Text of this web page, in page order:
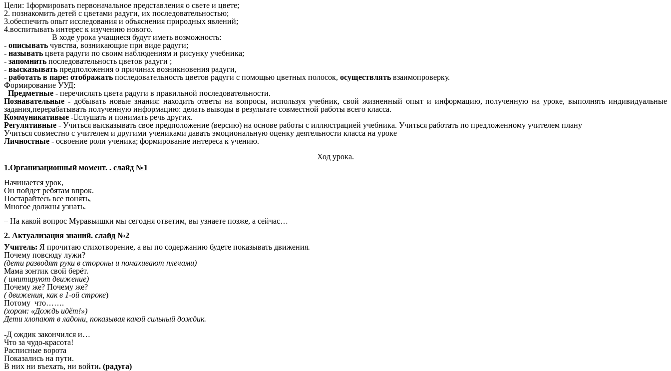
Цели: 1формировать первоначальное представления о свете и цвете;
2. познакомить детей с цветами радуги, их последовательностью;
3.обеспечить опыт исследования и объяснения природных явлений;
4.воспитывать интерес к изучению нового.
В ходе урока учащиеся будут иметь возможность:
- описывать чувства, возникающие при виде радуги;
- называть цвета радуги по своим наблюдениям и рисунку учебника;
- запомнить последовательность цветов радуги ;
- высказывать предположения о причинах возникновения радуги,
- работать в паре: отображать последовательность цветов радуги с помощью цветных полосок, осуществлять взаимопроверку.
Формирование УУД:
Предметные- перечислять цвета радуги в правильной последовательности.
Познавательные - добывать новые знания: находить ответы на вопросы, используя учебник, свой жизненный опыт и информацию, полученную на уроке, выполнять индивидуальные
задания,перерабатывать полученную информацию: делать выводы в результате совместной работы всего класса.
Коммуникативые -слушать и понимать речь других.
Регулятивные - Учиться высказывать свое предположение (версию) на основе работы с иллюстрацией учебника. Учиться работать по предложенному учителем плану
Учиться совместно с учителем и другими учениками давать эмоциональную оценку деятельности класса на уроке
Личностные - освоение роли ученика; формирование интереса к учению.
Ход урока.
1.Организационный момент. . слайд №1
Начинается урок,
Он пойдет ребятам впрок.
Постарайтесь все понять,
Многое должны узнать.
– На какой вопрос Муравьишки мы сегодня ответим, вы узнаете позже, а сейчас…
2. Актуализация знаний. слайд №2
Учитель: Я прочитаю стихотворение, а вы по содержанию будете показывать движения.
Почему повсюду лужи?
(дети разводят руки в стороны и помахивают плечами)
Мама зонтик свой берёт.
( имитируют движение)
Почему же? Почему же?
( движения, как в 1-ой строке)
Потому что…….
(хором: «Дождь идёт!»)
Дети хлопают в ладони, показывая какой сильный дождик.
-Д ождик закончился и…
Что за чудо-красота!
Расписные ворота
Показались на пути.
В них ни въехать, ни войти. (радуга)